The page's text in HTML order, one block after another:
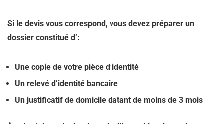
Si le devis vous correspond, vous devez préparer un
dossier constitué d’:
Une copie de votre pièce d’identité
Un relevé d’identité bancaire
Un justificatif de domicile datant de moins de 3 mois